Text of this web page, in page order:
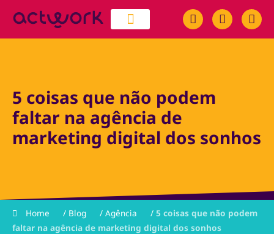
5 coisas que não podem
faltar na agência de
marketing digital dos sonhos
Home / Blog / Agência / 5 coisas que não podem
faltar na agência de marketing digital dos sonhos